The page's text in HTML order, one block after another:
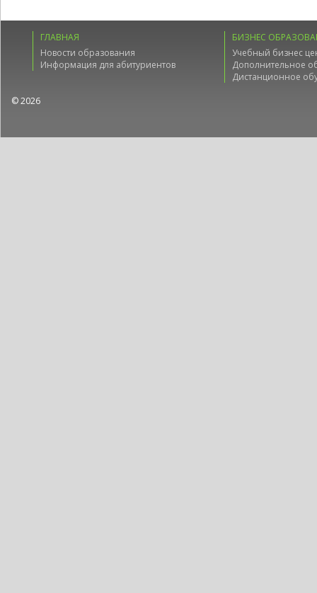
ГЛАВНАЯ
Новости образования
Информация для абитуриентов
БИЗНЕС
Учебный бизнес
Дополнительное
Дистанционное
© 2026